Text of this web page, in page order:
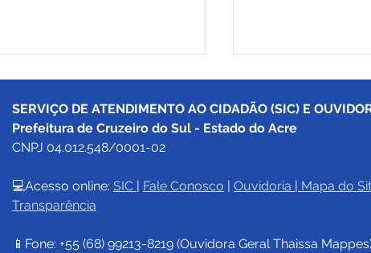
Prefeitura de Cruzeiro do
na próxima segunda feira,
SERVIÇO DE ATENDIMENTO AO CIDADÃO (SIC) E
Prefeitura de Cruzeiro do Sul - Estado do Acre
CNPJ 04.012.548/0001-02
💻Acesso online: SIC Fale Conosco Ouvidoria Mapa do
Transparência
📱Fone: +55 (68) 99213-8219 (Ouvidora Geral Thaissa